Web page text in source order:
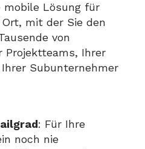
mobile Lösung für
mit der Sie den
von
Projektteams, Ihrer
Subunternehmer
: Für Ihre
noch nie